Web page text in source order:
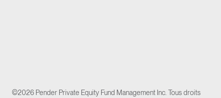
©2026 Pender Private Equity Fund Management Inc. Tous droits